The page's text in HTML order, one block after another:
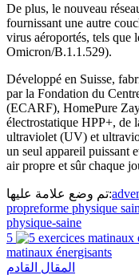
De plus, le nouveau
fournissant une autre
virus aéroportés, tels
Omicron/B.1.1.529).
Développé en Suisse,
par la Fondation du
(ECARF), HomePure
électrostatique HPP+, de
ultraviolet (UV) et
un seul appareil puissant
air propre et sûr chaque
تم وضع علامة عليها:
propreforme physique
physique-saine
5 exercices
matinaux énergisants
المقال القادم